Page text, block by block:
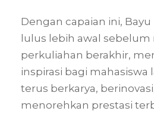
Dengan capaian ini,
lulus lebih awal sebelum
perkuliahan berakhir,
inspirasi bagi mahasiswa
terus berkarya,
menorehkan prestasi